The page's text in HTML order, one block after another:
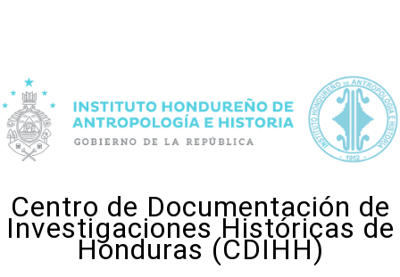
Centro de Documentación de
Investigaciones Históricas de
Honduras (CDIHH)